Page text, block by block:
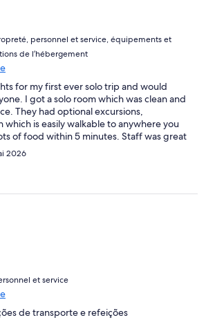
personnel et service, équipements et
de l’hébergement
for my first ever solo trip and would
I got a solo room which was clean and
They had optional excursions,
which is easily walkable to anywhere you
of food within 5 minutes. Staff was great
before check in and were always
2026
et service
de transporte e refeições